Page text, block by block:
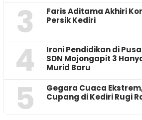
3
Faris Aditama Akhiri
Persik Kediri
4
Ironi Pendidikan di
SDN Mojongapit 3
Murid Baru
5
‎Gegara Cuaca
Cupang di Kediri Rugi